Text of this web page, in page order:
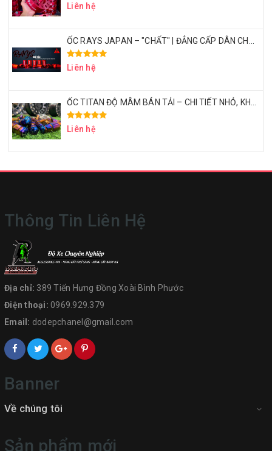
Liên hệ
ỐC RAYS JAPAN – "CHẤT" | ĐẲNG CẤP DÂN CHƠI BÁN TẢI THỂ THAO
Liên hệ
ỐC TITAN ĐỘ MÂM BÁN TẢI – CHI TIẾT NHỎ, KHẲNG ĐỊNH ĐẲNG CẤP
Liên hệ
Thông Tin Liên Hệ
Địa chỉ: 389 Tiến Hưng Đồng Xoài Bình Phước
Điện thoại: 0969.929.379
Email: dodepchanel@gmail.com
Banner
Về chúng tôi
Sản phẩm mới